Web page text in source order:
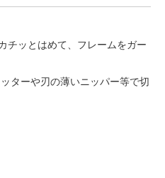
チッとはめて、フレームをガー
ターや刃の薄いニッパー等で切